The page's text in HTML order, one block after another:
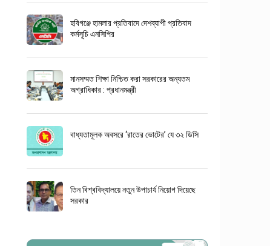
হবিগঞ্জে হামলার প্রতিবাদে দেশব্যাপী প্রতিবাদ
কর্মসূচি এনসিপির
মানসম্মত শিক্ষা নিশ্চিত করা সরকারের অন্যতম
অগ্রাধিকার : প্রধানমন্ত্রী
বাধ্যতামূলক অবসরে ‘রাতের ভোটের’ যে ৩২ ডিসি
তিন বিশ্ববিদ্যালয়ে নতুন উপাচার্য নিয়োগ দিয়েছে
সরকার